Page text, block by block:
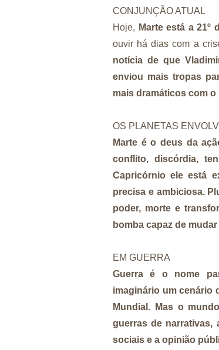
CONJUNÇÃO ATUAL
Hoje, Marte está a 21º
ouvir há dias com a
notícia de que
enviou mais tropas
mais dramáticos com
OS PLANETAS
Marte é o deus da
conflito, discórdia,
Capricórnio ele está
precisa e ambiciosa.
poder, morte e
bomba capaz de
EM GUERRA
Guerra é o nome
imaginário um cenário
Mundial. Mas o
guerras de narrativas,
sociais e a opinião